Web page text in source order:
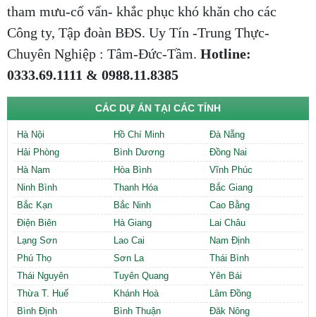
tham mưu-cố vấn- khắc phục khó khăn cho các
Công ty, Tập đoàn BĐS. Uy Tín -Trung Thực-
Chuyên Nghiệp : Tâm-Đức-Tầm. Hotline:
0333.69.1111 & 0988.11.8385
CÁC DỰ ÁN TẠI CÁC TỈNH
Hà Nội Hồ Chí Minh
Đà Nẵng
Hải Phòng
Bình Dương
Đồng Nai
Hà Nam
Hòa Bình
Vĩnh Phúc
Ninh Bình
Thanh Hóa
Bắc Giang
Bắc Kạn
Bắc Ninh
Cao Bằng
Điện Biên
Hà Giang
Lai Châu
Lạng Sơn
Lao Cai
Nam Định
Phú Thọ
Sơn La
Thái Bình
Thái Nguyên
Tuyên Quang
Yên Bái
Thừa T. Huế
Khánh Hoà
Lâm Đồng
Bình Định
Bình Thuận
Đăk Nông